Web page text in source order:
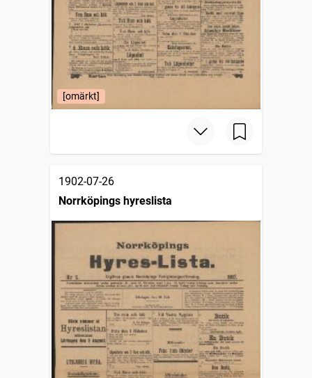
[omärkt]
1902-07-26
Norrköpings hyreslista